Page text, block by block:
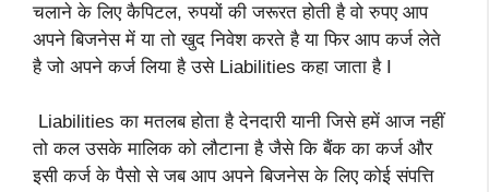
चलाने के लिए कैपिटल, रुपयों की जरूरत होती है वो रुपए आप
अपने बिजनेस में या तो खुद निवेश करते है या फिर आप कर्ज लेते
है जो अपने कर्ज लिया है उसे Liabilities कहा जाता है I
Liabilities का मतलब होता है देनदारी यानी जिसे हमें आज नहीं
तो कल उसके मालिक को लौटाना है जैसे कि बैंक का कर्ज और
इसी कर्ज के पैसो से जब आप अपने बिजनेस के लिए कोई संपत्ति